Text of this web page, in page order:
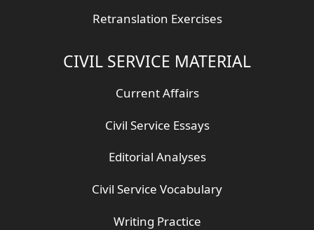
Retranslation Exercises
CIVIL SERVICE MATERIAL
Current Affairs
Civil Service Essays
Editorial Analyses
Civil Service Vocabulary
Writing Practice